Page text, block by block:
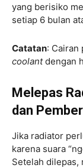
yang berisiko
setiap 6 bulan
Catatan: Cairan
coolantdengan
Melepas
dan
Jika radiator
karena suara
Setelah dilepas,